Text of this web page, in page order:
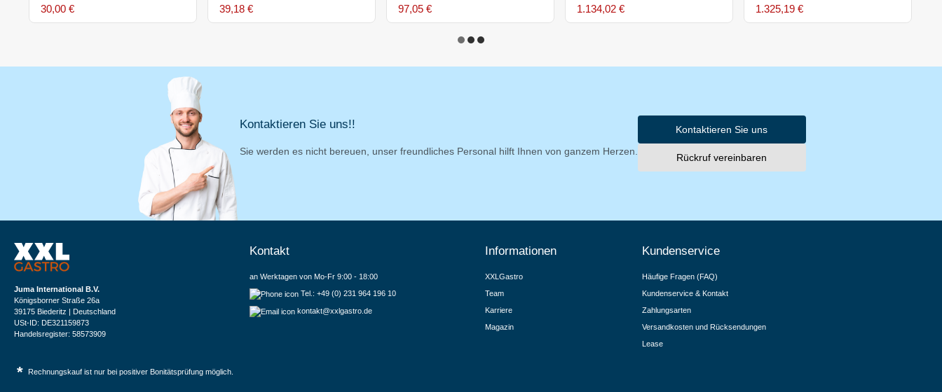
30,00 € 39,18 € 97,05 € 1.134,02 € 1.325,19 €
Kontaktieren Sie uns!!
Sie werden es nicht bereuen, unser freundliches Personal hilft Ihnen von ganzem Herzen.
Kontaktieren Sie uns
Rückruf vereinbaren
Juma International B.V.
Königsborner Straße 26a
39175 Biederitz | Deutschland
USt-ID: DE321159873
Handelsregister: 58573909
Kontakt
an Werktagen von Mo-Fr 9:00 - 18:00
Tel.: +49 (0) 231 964 196 10
kontakt@xxlgastro.de
Informationen
XXLGastro
Team
Karriere
Magazin
Kundenservice
Häufige Fragen (FAQ)
Kundenservice & Kontakt
Zahlungsarten
Versandkosten und Rücksendungen
Lease
* Rechnungskauf ist nur bei positiver Bonitätsprüfung möglich.